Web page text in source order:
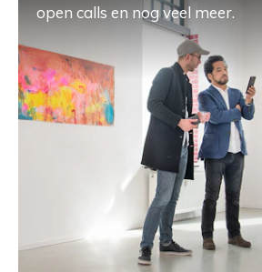
open calls en nog veel meer.